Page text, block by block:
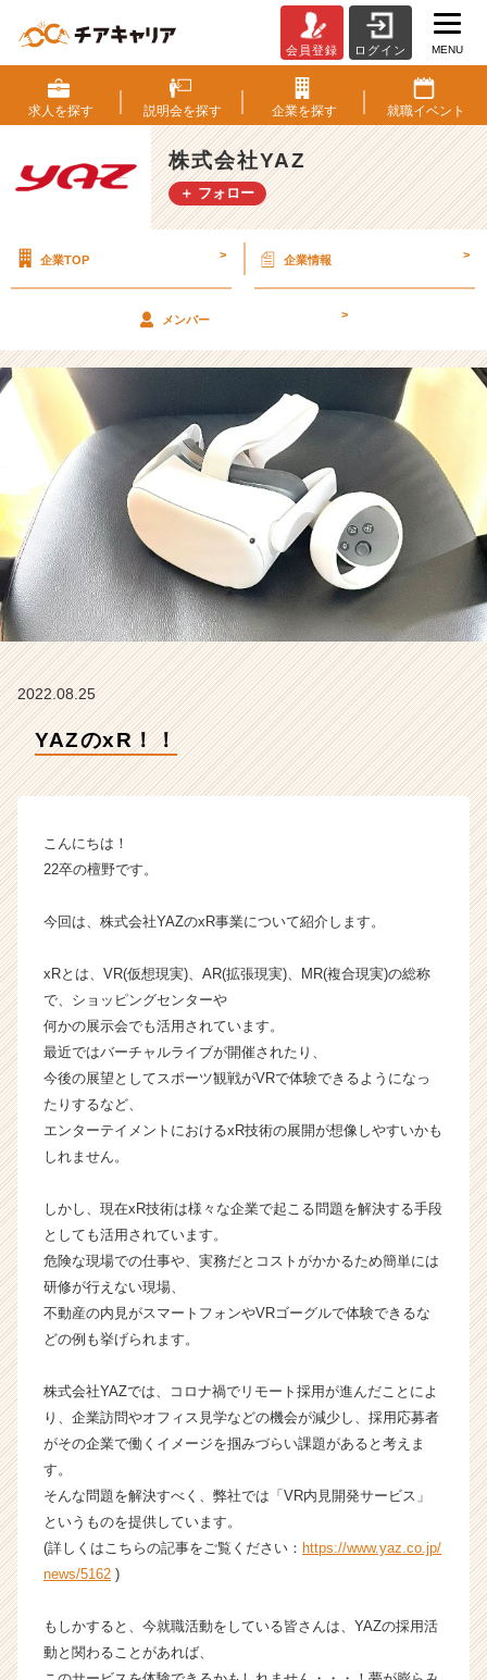
A
Z
の
x
R！！
【株
Y
の
ム
ラ
イ
|
チ
ャ
ー・
く
活
サ
イ
チ
ア
ャ
（C
e
C
a
r）
会員登録 ログイン MENU
求人を探す 説明会を探す 企業を探す 就職イベント
株式会社YAZ
＋ フォロー
企業TOP > 企業情報 >
メンバー >
2022.08.25
YAZのxR！！
こんにちは！
22卒の檀野です。
今回は、株式会社YAZのxR事業について紹介します。
xRとは、VR(仮想現実)、AR(拡張現実)、MR(複合現実)の総称
で、ショッピングセンターや
何かの展示会でも活用されています。
最近ではバーチャルライブが開催されたり、
今後の展望としてスポーツ観戦がVRで体験できるようになっ
たりするなど、
エンターテイメントにおけるxR技術の展開が想像しやすいかも
しれません。
しかし、現在xR技術は様々な企業で起こる問題を解決する手段
としても活用されています。
危険な現場での仕事や、実務だとコストがかかるため簡単には
研修が行えない現場、
不動産の内見がスマートフォンやVRゴーグルで体験できるな
どの例も挙げられます。
株式会社YAZでは、コロナ禍でリモート採用が進んだことによ
り、企業訪問やオフィス見学などの機会が減少し、採用応募者
がその企業で働くイメージを掴みづらい課題があると考えま
す。
そんな問題を解決すべく、弊社では「VR内見開発サービス」
というものを提供しています。
(詳しくはこちらの記事をご覧ください： https://www.yaz.co.jp/
news/5162 )
もしかすると、今就職活動をしている皆さんは、YAZの採用活
動と関わることがあれば、